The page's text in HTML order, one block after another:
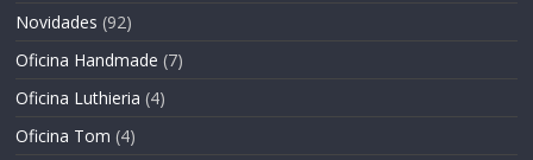
Novidades (92)
Oficina Handmade (7)
Oficina Luthieria (4)
Oficina Tom (4)